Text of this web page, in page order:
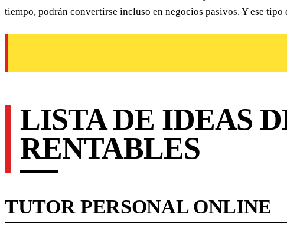
tiempo, podrán convertirse incluso en negocios pasivos. Y ese
LISTA DE IDEAS
RENTABLES
TUTOR PERSONAL ONLINE